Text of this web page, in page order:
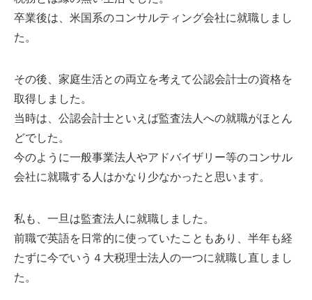
卒業後は、米国系のコンサルティング会社に就職しまし
た。
その後、家庭生活との両立を考えて公認会計士の資格を
取得しました。
当時は、公認会計士といえば監査法人への就職がほとん
どでした。
今のように一般事業法人やアドバイザリー等のコンサル
会社に就職する人はかなり少なかったと思います。
私も、一旦は監査法人に就職しました。
前職で英語を日常的に使っていたこともあり、半年も経
たずに今でいう４大税理士法人の一つに就職し直しまし
た。